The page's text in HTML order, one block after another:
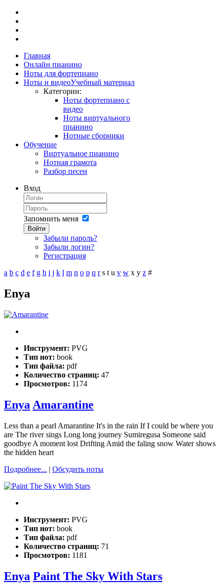
Главная
Онлайн пианино
Ноты для фортепиано
Ноты и видеоУчебный материал
Категории:
Ноты фортепиано с
видео
Ноты виртуального
пианино
Нотные сборники
Обучение
Виртуальное пианино
Нотная грамота
Разбор песен
Вход
Запомнить меня
Войти
Забыли пароль?
Забыли логин?
Регистрация
a b c d e f g h i j k l m n o p q r s t u v w x y z #
Enya
Инструмент: PVG
Тип нот: book
Тип файла: pdf
Количество страниц: 47
Просмотров: 1174
Enya Amarantine
Less than a pearl Amarantine It's in the rain If I could be where you
are The river sings Long long journey Sumiregusa Someone said
goodbye A moment lost Drifting Amid the faling snow Water shows
the hidden heart
Подробнее... | Обсудить ноты
Инструмент: PVG
Тип нот: book
Тип файла: pdf
Количество страниц: 71
Просмотров: 1181
Enya Paint The Sky With Stars